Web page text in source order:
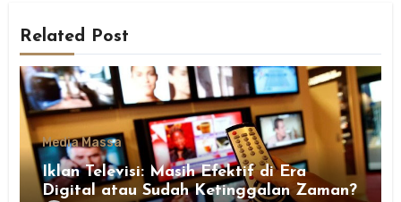
Related Post
Media Massa
Iklan Televisi: Masih Efektif di Era
Digital atau Sudah Ketinggalan Zaman?